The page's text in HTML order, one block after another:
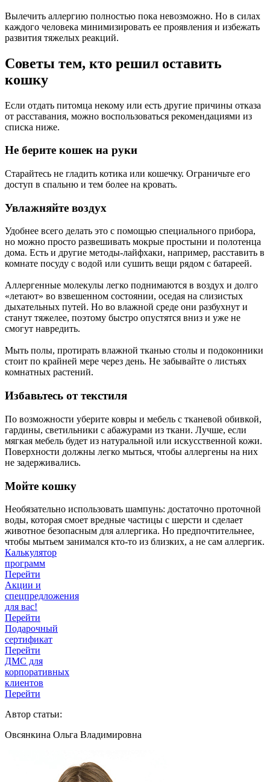
Вылечить аллергию полностью пока невозможно. Но в силах
каждого человека минимизировать ее проявления и избежать
развития тяжелых реакций.
Советы тем, кто решил оставить
кошку
Если отдать питомца некому или есть другие причины отказа
от расставания, можно воспользоваться рекомендациями из
списка ниже.
Не берите кошек на руки
Старайтесь не гладить котика или кошечку. Ограничьте его
доступ в спальню и тем более на кровать.
Увлажняйте воздух
Удобнее всего делать это с помощью специального прибора,
но можно просто развешивать мокрые простыни и полотенца
дома. Есть и другие методы-лайфхаки, например, расставить в
комнате посуду с водой или сушить вещи рядом с батареей.
Аллергенные молекулы легко поднимаются в воздух и долго
«летают» во взвешенном состоянии, оседая на слизистых
дыхательных путей. Но во влажной среде они разбухнут и
станут тяжелее, поэтому быстро опустятся вниз и уже не
смогут навредить.
Мыть полы, протирать влажной тканью столы и подоконники
стоит по крайней мере через день. Не забывайте о листьях
комнатных растений.
Избавьтесь от текстиля
По возможности уберите ковры и мебель с тканевой обивкой,
гардины, светильники с абажурами из ткани. Лучше, если
мягкая мебель будет из натуральной или искусственной кожи.
Поверхности должны легко мыться, чтобы аллергены на них
не задерживались.
Мойте кошку
Необязательно использовать шампунь: достаточно проточной
воды, которая смоет вредные частицы с шерсти и сделает
животное безопасным для аллергика. Но предпочтительнее,
чтобы мытьем занимался кто-то из близких, а не сам аллергик.
Калькулятор
программ
Перейти
Акции и
спецпредложения
для вас!
Перейти
Подарочный
сертификат
Перейти
ДМС для
корпоративных
клиентов
Перейти
Автор статьи:
Овсянкина Ольга Владимировна